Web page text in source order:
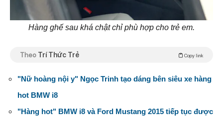
Hàng ghế sau khá chật chỉ phù hợp cho trẻ em.
Theo Trí Thức Trẻ Copy link
"Nữ hoàng nội y" Ngọc Trinh tạo dáng bên siêu xe hàng
hot BMW i8
"Hàng hot" BMW i8 và Ford Mustang 2015 tiếp tục được